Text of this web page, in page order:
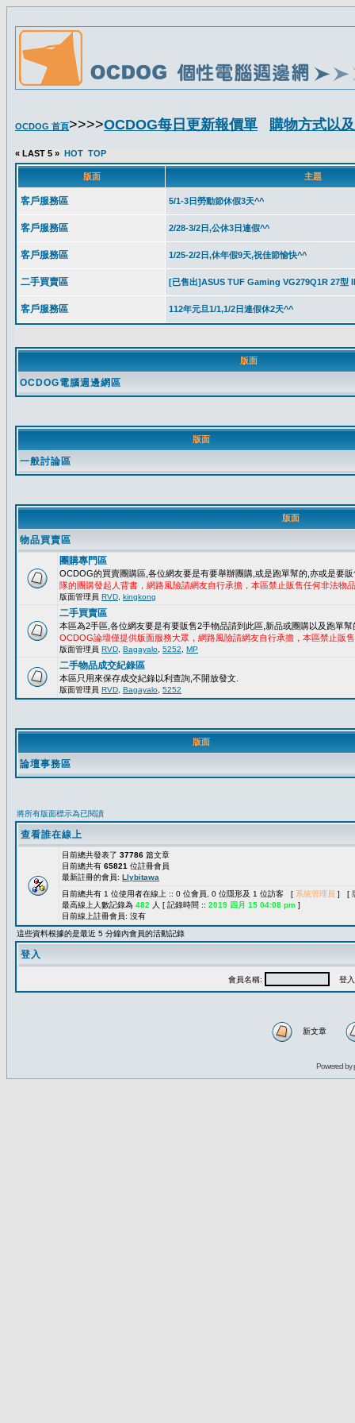
OCDOG 首頁>>>>OCDOG每日更新報價單 購物方式以
版面
OCDOG電腦週邊網區
版面
一般討論區
版面
物品買賣區
團購專門區
OCDOG的買賣團購區,各位網友要是有要舉辦團購,或是跑單幫的,亦或是要
隊的團購發起人背書，網路風險請網友自行承擔，本區禁止販售任何非法物
版面管理員 RVD kingkong
二手買賣區
本區為2手區,各位網友要是有要販售2手物品請到此區,新品或團購以及跑單
OCDOG論壇僅提供版面服務大眾，網路風險請網友自行承擔，本區禁止販
版面管理員 RVD Bagayalo 5252 MP
二手物品成交紀錄區
本區只用來保存成交紀錄以利查詢,不開放發文.
版面管理員 RVD Bagayalo 5252
版面
論壇事務區
將所有版面標示為已閱讀
查看誰在線上
目前總共發表了 37786 篇文章
目前總共有 65821 位註冊會員
最新註冊的會員: Llybitawa
目前總共有 1 位使用者在線上 :: 0 位會員, 0 位隱形及 1 位訪客 [ 系統管理員 ] [
最高線上人數記錄為 482 人 [ 記錄時間 :: 2019 四月 15 04:08 pm ]
目前線上註冊會員: 沒有
這些資料根據的是最近 5 分鐘內會員的活動記錄
登入
會員名稱: 登入
新文章
Powered by